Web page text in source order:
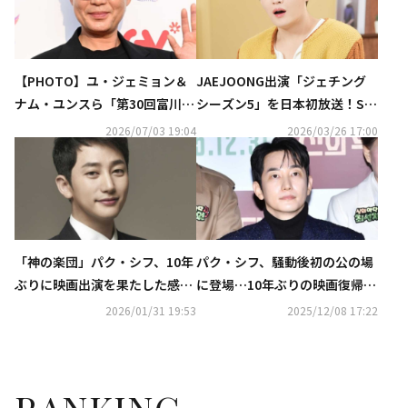
【PHOTO】ユ・ジェミョン＆
ナム・ユンスら「第30回富川国
際ファンタスティック映画祭」
のレッドカーペットに登場
2026/07/03 19:04
JAEJOONG出演「ジェチング
シーズン5」を日本初放送！SE
VENTEENの出演番組も登場…4
月の衛星劇場に注目
2026/03/26 17:00
「神の楽団」パク・シフ、10年
ぶりに映画出演を果たした感想
を語る“ときめきと期待でいっ
2026/01/31 19:53
パク・シフ、騒動後初の公の場
に登場…10年ぶりの映画復帰作
への意気込みを語る2025/12/08 17:22